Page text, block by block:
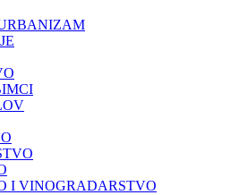
I VINOGRADARSTVO